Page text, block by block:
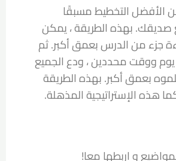
الأفضل التخطيط مسبقًا
بهذه الطريقة ، يمكن
جزء من الدرس بعمق أكبر. ثم
ووقت محددين ، ودع الجميع
بعمق أكبر. بهذه الطريقة
هذه الإستراتيجية المذهلة.
و اربطها معا!